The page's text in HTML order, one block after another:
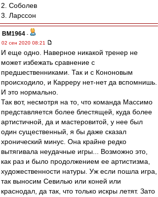
2. Соболев
3. Ларссон
BM1964 -
02 сен 2020 08:21
И еще одно. Наверное никакой тренер не
может избежать сравнение с
предшественниками. Так и с Кононовым
происходило, и Карреру нет-нет да вспомнишь.
И это нормально.
Так вот, несмотря на то, что команда Массимо
представляется более блестящей, куда более
артистичной, да и мастеровитой, у нее был
один существенный, я бы даже сказал
хронический минус. Она крайне редко
вытягивала неудачные игры... Возможно это,
как раз и было продолжением ее артистизма,
художественности натуры. Уж если пошла игра,
так выносим Севилью или коней или
краснодал, да так, что только искры летят. Зато